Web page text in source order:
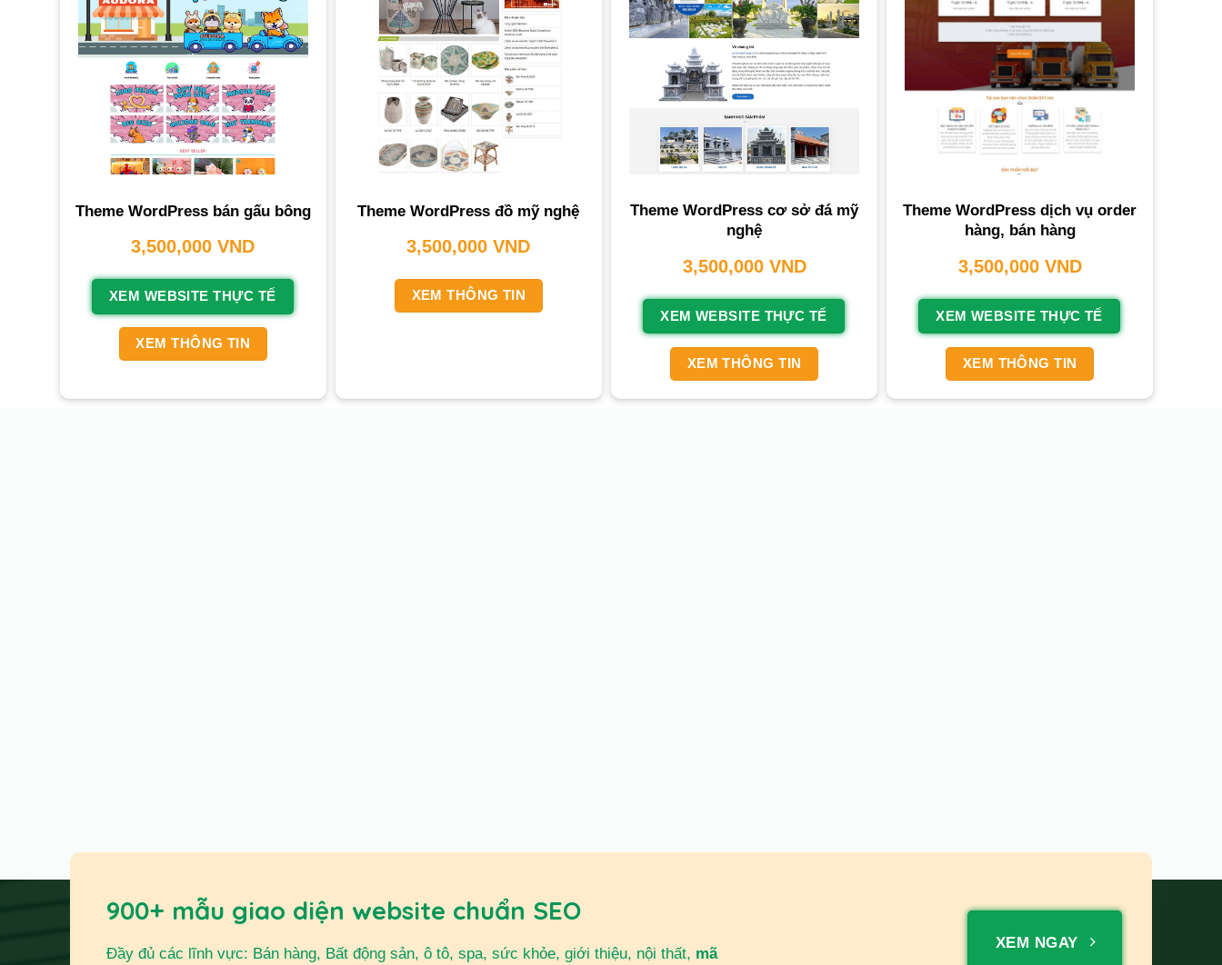
Theme WordPress bán gấu bông
3,500,000VND
XEM WEBSITE THỰC TẾ
XEM THÔNG TIN
Theme WordPress đồ mỹ nghệ
3,500,000VND
XEM THÔNG TIN
Theme WordPress cơ sở đá mỹ
nghệ
3,500,000 VND
XEM WEBSITE THỰC TẾ
XEM THÔNG TIN
Theme WordPress dịch vụ order
hàng, bán hàng
3,500,000 VND
XEM WEBSITE THỰC TẾ
XEM THÔNG TIN
900+ mẫu giao diện website chuẩn SEO
Đầy đủ các lĩnh vực: Bán hàng, Bất động sản, ô tô, spa, sức khỏe, giới thiệu, nội thất, mã
XEM NGAY